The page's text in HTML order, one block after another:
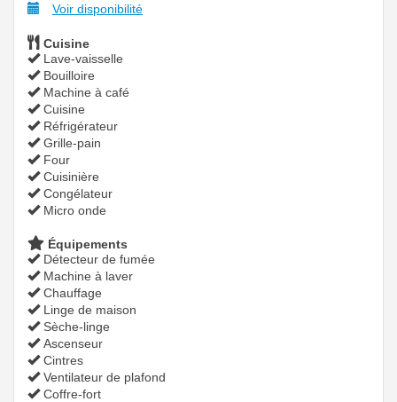
Voir disponibilité
Cuisine
Lave-vaisselle
Bouilloire
Machine à café
Cuisine
Réfrigérateur
Grille-pain
Four
Cuisinière
Congélateur
Micro onde
Équipements
Détecteur de fumée
Machine à laver
Chauffage
Linge de maison
Sèche-linge
Ascenseur
Cintres
Ventilateur de plafond
Coffre-fort